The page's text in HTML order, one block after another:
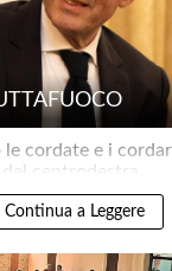
cordate e i
centrodestra..
Continua a Leggere